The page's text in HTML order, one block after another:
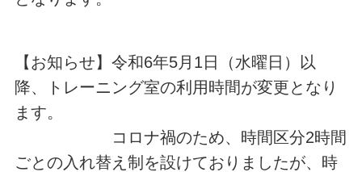
【お知らせ】令和6年5月1日（水曜日）以
降、トレーニング室の利用時間が変更となり
ます。
コロナ禍のため、時間区分2時間
ごとの入れ替え制を設けておりましたが、時